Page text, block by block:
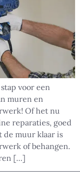
voor een
muren en
Of het nu
reparaties, goed
de muur klaar is
of behangen.
[…]